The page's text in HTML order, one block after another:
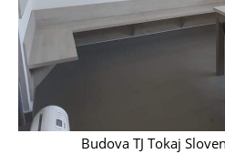
Budova TJ Tokaj